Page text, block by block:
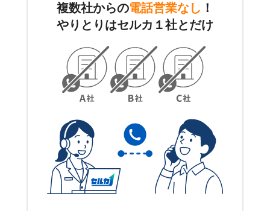
複数社からの電話営業なし ！
やりとりはセルカ１社とだけ